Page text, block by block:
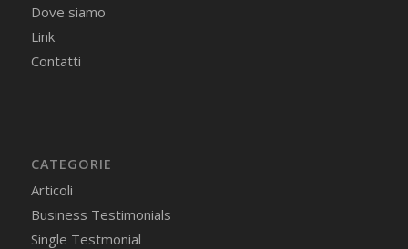
Dove siamo
Link
Contatti
CATEGORIE
Articoli
Business Testimonials
Single Testmonial